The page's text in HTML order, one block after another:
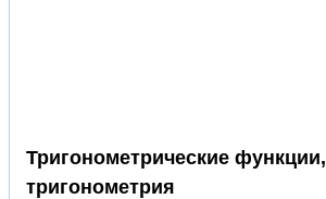
Тригонометрические функции,
тригонометрия